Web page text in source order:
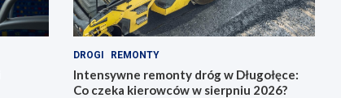
DROGI REMONTY
Intensywne remonty dróg w Długołęce:
Co czeka kierowców w sierpniu 2026?